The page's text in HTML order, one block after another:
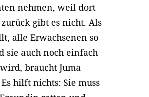
nehmen, weil dort
gibt es nicht. Als
alle Erwachsenen so
sie auch noch einfach
braucht Juma
hilft nichts: Sie muss